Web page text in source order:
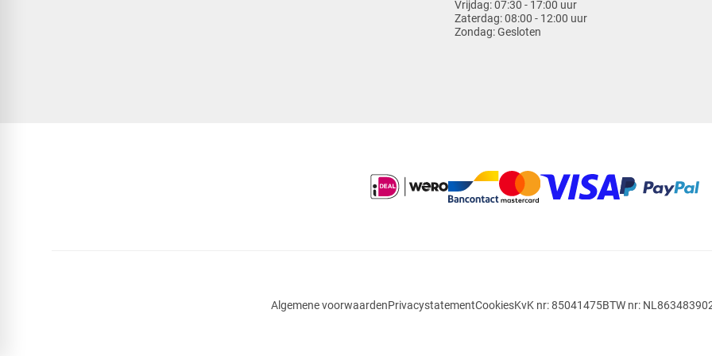
Vrijdag:07:30 - 17:00 uur
Zaterdag:08:00 - 12:00 uur
Zondag:Gesloten
Algemene voorwaardenPrivacystatementCookiesKvK nr: 85041475BTW nr: